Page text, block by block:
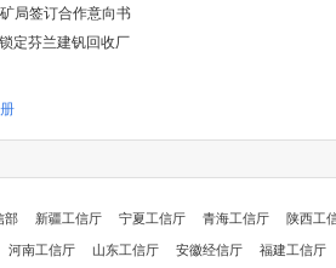
局签订合作意向书
定芬兰建钒回收厂
部 新疆工信厅 宁夏工信厅 青海工信厅 陕西工
河南工信厅 山东工信厅 安徽经信厅 福建工信厅